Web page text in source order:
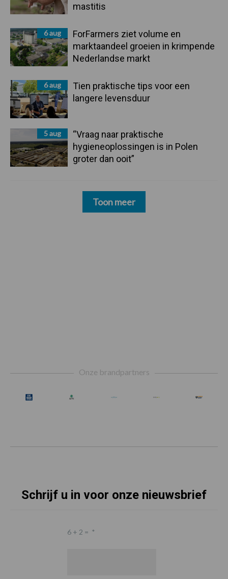
mastitis
6 aug
ForFarmers ziet volume en
marktaandeel groeien in krimpende
Nederlandse markt
6 aug
Tien praktische tips voor een
langere levensduur
5 aug
“Vraag naar praktische
hygieneoplossingen is in Polen
groter dan ooit”
Toon meer
Onze brandpartners
Schrijf u in voor onze nieuwsbrief
6 + 2 = *